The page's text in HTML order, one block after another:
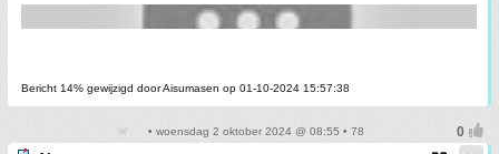
Bericht 14% gewijzigd door Aisumasen op 01-10-2024 15:57:38
• woensdag 2 oktober 2024 @ 08:55 • 78